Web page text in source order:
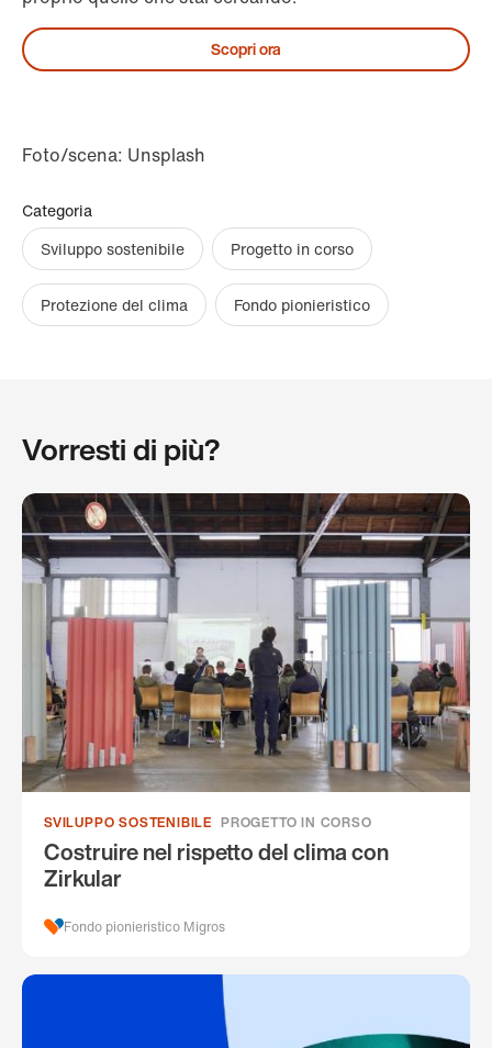
Scopri ora
Foto/scena: Unsplash
Categoria
Sviluppo sostenibile
Progetto in corso
Protezione del clima Fondo pionieristico
Vorresti di più?
SVILUPPO SOSTENIBILE PROGETTO IN CORSO
Costruire nel rispetto del clima con
Zirkular
Fondo pionieristico Migros